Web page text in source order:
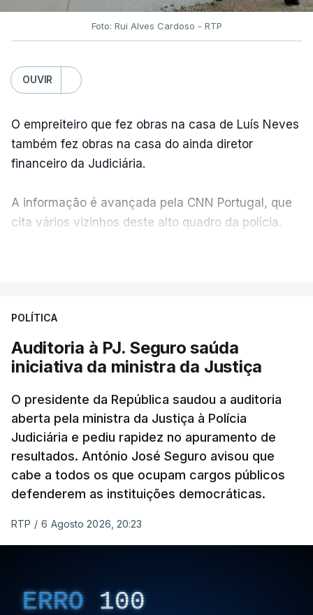
Foto: Rui Alves Cardoso - RTP
OUVIR
O empreiteiro que fez obras na casa de Luís Neves
também fez obras na casa do ainda diretor
financeiro da Judiciária.
A informação é avançada pela CNN Portugal, que
cita vários vizinhos deste alto quadro da polícia.
apreendido numa operação de droga.
POLÍTICA
Auditoria à PJ. Seguro saúda
iniciativa da ministra da Justiça
O presidente da República saudou a auditoria
aberta pela ministra da Justiça à Polícia
Judiciária e pediu rapidez no apuramento de
resultados. António José Seguro avisou que
cabe a todos os que ocupam cargos públicos
defenderem as instituições democráticas.
RTP / 6 Agosto 2026, 20:23
ERRO 100